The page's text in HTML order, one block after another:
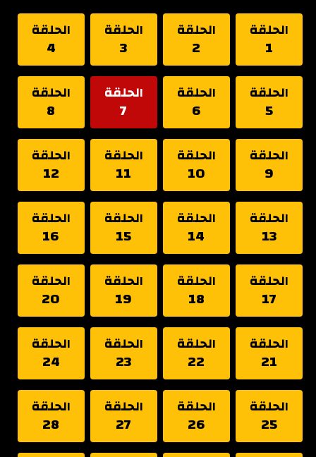
الحلقة
1
الحلقة
2
الحلقة
3
الحلقة
4
الحلقة
5
الحلقة
6
الحلقة
7
الحلقة
8
الحلقة
9
الحلقة
10
الحلقة
11
الحلقة
12
الحلقة
13
الحلقة
14
الحلقة
15
الحلقة
16
الحلقة
17
الحلقة
18
الحلقة
19
الحلقة
20
الحلقة
21
الحلقة
22
الحلقة
23
الحلقة
24
الحلقة
25
الحلقة
26
الحلقة
27
الحلقة
28